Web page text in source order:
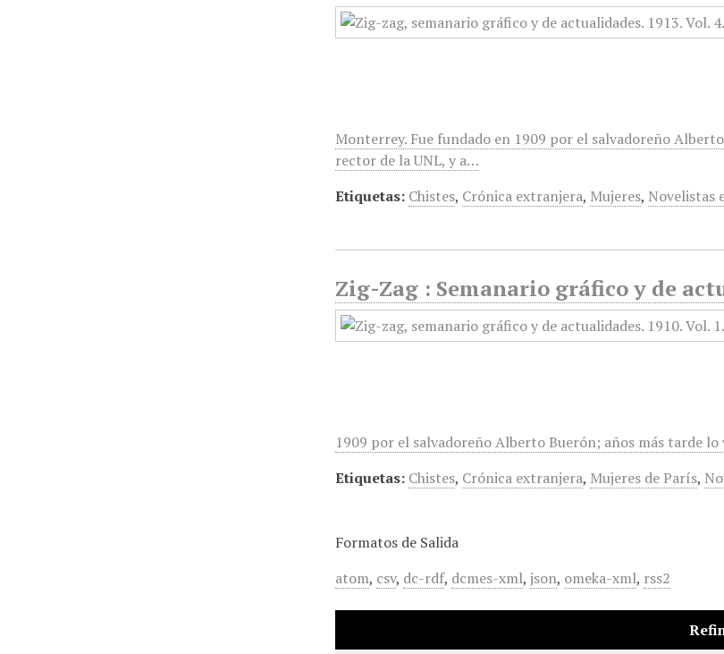
Monterrey. Fue fundado en 1909 por el salvadoreño
rector de la UNL, y a…
Etiquetas: Chistes, Crónica extranjera, Mujeres, Novelistas
Zig-Zag : Semanario gráfico y de
1909 por el salvadoreño Alberto Buerón; años más tarde
Etiquetas: Chistes, Crónica extranjera, Mujeres de París,
Formatos de Salida
atom, csv, dc-rdf, dcmes-xml,json, omeka-xml, rss2